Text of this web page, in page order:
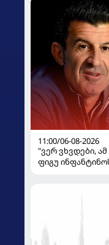
11:00/06-08-2026
"ვერ ვხვდები,
ფიგუ